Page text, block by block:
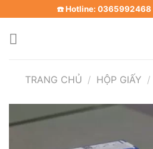
to
content
☎️ Hotline: 0365992468
TRANG CHỦ / HỘP GIẤY /